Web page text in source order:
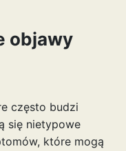
objawy
często budzi
się nietypowe
które mogą